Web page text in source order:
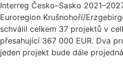
Interreg Česko–Sasko
Euroregion Krušnohoří/
schválil celkem 37 projektů v
přesahující 367 000 EUR. Dva
jeden projekt bude dále